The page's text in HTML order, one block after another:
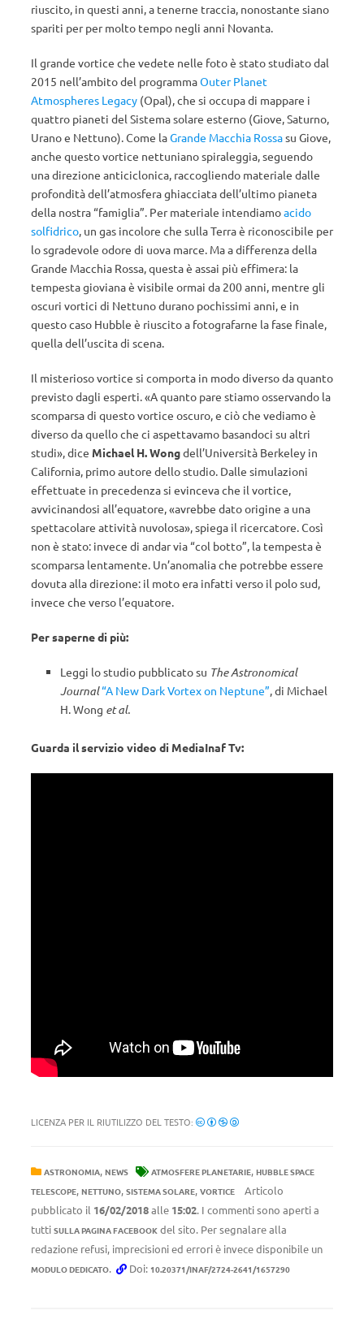
riuscito, in questi anni, a tenerne traccia, nonostante siano
spariti per per molto tempo negli anni Novanta.
Il grande vortice che vedete nelle foto è stato studiato dal
2015 nell’ambito del programmaOuter Planet
Atmospheres Legacy (Opal), che si occupa di mappare i
quattro pianeti del Sistema solare esterno (Giove, Saturno,
Urano e Nettuno). Come laGrande Macchia Rossasu Giove,
anche questo vortice nettuniano spiraleggia, seguendo
una direzione anticiclonica, raccogliendo materiale dalle
profondità dell’atmosfera ghiacciata dell’ultimo pianeta
della nostra “famiglia”. Per materiale intendiamoacido
solfidrico, un gas incolore che sulla Terra è riconoscibile per
lo sgradevole odore di uova marce. Ma a differenza della
Grande Macchia Rossa, questa è assai più effimera: la
tempesta gioviana è visibile ormai da 200 anni, mentre gli
oscuri vortici di Nettuno durano pochissimi anni, e in
questo caso Hubble è riuscito a fotografarne la fase finale,
quella dell’uscita di scena.
Il misterioso vortice si comporta in modo diverso da quanto
previsto dagli esperti. «A quanto pare stiamo osservando la
scomparsa di questo vortice oscuro, e ciò che vediamo è
diverso da quello che ci aspettavamo basandoci su altri
studi», dice Michael H. Wongdell’Università Berkeley in
California, primo autore dello studio. Dalle simulazioni
effettuate in precedenza si evinceva che il vortice,
avvicinandosi all’equatore, «avrebbe dato origine a una
spettacolare attività nuvolosa», spiega il ricercatore. Così
non è stato: invece di andar via “col botto”, la tempesta è
scomparsa lentamente. Un’anomalia che potrebbe essere
dovuta alla direzione: il moto era infatti verso il polo sud,
invece che verso l’equatore.
Per saperne di più:
Leggi lo studio pubblicato su The Astronomical
Journal“A New Dark Vortex on Neptune”, di Michael
H. Wong et al.
Guarda il servizio video di MediaInaf Tv:
LICENZA PER IL RIUTILIZZO DEL TESTO:
ASTRONOMIA, NEWS ATMOSFERE PLANETARIE, HUBBLE SPACE
TELESCOPE, NETTUNO, SISTEMA SOLARE, VORTICE
Articolo
pubblicato il 16/02/2018alle 15:02. I commenti sono aperti a
tutti SULLA PAGINA FACEBOOK del sito. Per segnalare alla
redazione refusi, imprecisioni ed errori è invece disponibile un
MODULO DEDICATO. Doi: 10.20371/INAF/2724-2641/1657290